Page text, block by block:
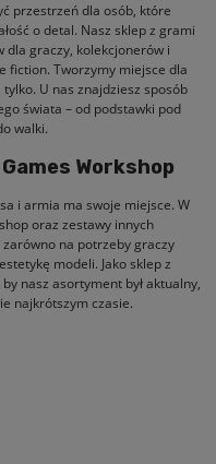
przestrzeń dla osób, które
o detal. Nasz sklep z grami
graczy, kolekcjonerów i
fiction. Tworzymy miejsce dla
U nas znajdziesz sposób
świata – od podstawki pod
walki.
Workshop
i armia ma swoje miejsce. W
oraz zestawy innych
na potrzeby graczy
modeli. Jako sklep z
nasz asortyment był aktualny,
najkrótszym czasie.